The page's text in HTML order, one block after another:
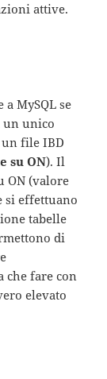
attive.
MySQL se
un unico
file IBD
su ON). Il
ON (valore
si effettuano
tabelle
di
che fare con
elevato